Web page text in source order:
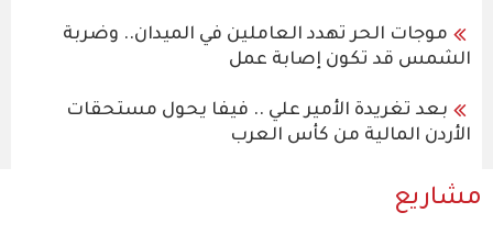
موجات الحر تهدد العاملين في الميدان.. وضربة
الشمس قد تكون إصابة عمل
بعد تغريدة الأمير علي .. فيفا يحول مستحقات
الأردن المالية من كأس العرب
مشاريع